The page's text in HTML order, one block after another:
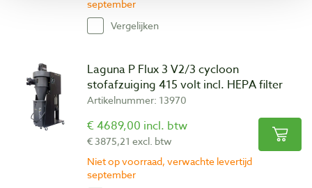
september
Vergelijken
Laguna P Flux 3 V2/3 cycloon
stofafzuiging 415 volt incl. HEPA filter
Artikelnummer: 13970
€ 4689,00 incl. btw
€ 3875,21 excl. btw
Niet op voorraad, verwachte levertijd
september